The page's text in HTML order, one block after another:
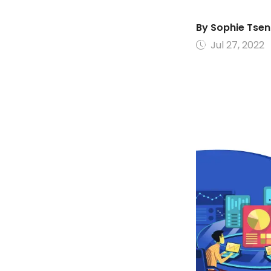
By Sophie
Jul 27, 2022